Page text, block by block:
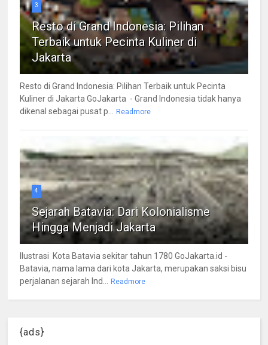
3
Resto di Grand Indonesia: Pilihan
Terbaik untuk Pecinta Kuliner di
Jakarta
Resto di Grand Indonesia: Pilihan Terbaik untuk Pecinta
Kuliner di Jakarta GoJakarta - Grand Indonesia tidak hanya
dikenal sebagai pusat p... Readmore
4
Sejarah Batavia: Dari Kolonialisme
Hingga Menjadi Jakarta
Ilustrasi Kota Batavia sekitar tahun 1780 GoJakarta.id -
Batavia, nama lama dari kota Jakarta, merupakan saksi bisu
perjalanan sejarah Ind... Readmore
{ads}